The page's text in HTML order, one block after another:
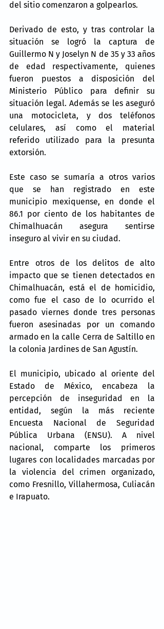
del sitio comenzaron a golpearlos.
Derivado de esto, y tras controlar la
situación se logró la captura de
Guillermo N y Joselyn N de 35 y 33 años
de edad respectivamente, quienes
fueron puestos a disposición del
Ministerio Público para definir su
situación legal. Además se les aseguró
una motocicleta, y dos teléfonos
celulares, así como el material
referido utilizado para la presunta
extorsión.
Este caso se sumaría a otros varios
que se han registrado en este
municipio mexiquense, en donde el
86.1 por ciento de los habitantes de
Chimalhuacán asegura sentirse
inseguro al vivir en su ciudad.
Entre otros de los delitos de alto
impacto que se tienen detectados en
Chimalhuacán, está el de homicidio,
como fue el caso de lo ocurrido el
pasado viernes donde tres personas
fueron asesinadas por un comando
armado en la calle Cerra de Saltillo en
la colonia Jardines de San Agustín.
El municipio, ubicado al oriente del
Estado de México, encabeza la
percepción de inseguridad en la
entidad, según la más reciente
Encuesta Nacional de Seguridad
Pública Urbana (ENSU). A nivel
nacional, comparte los primeros
lugares con localidades marcadas por
la violencia del crimen organizado,
como Fresnillo, Villahermosa, Culiacán
e Irapuato.